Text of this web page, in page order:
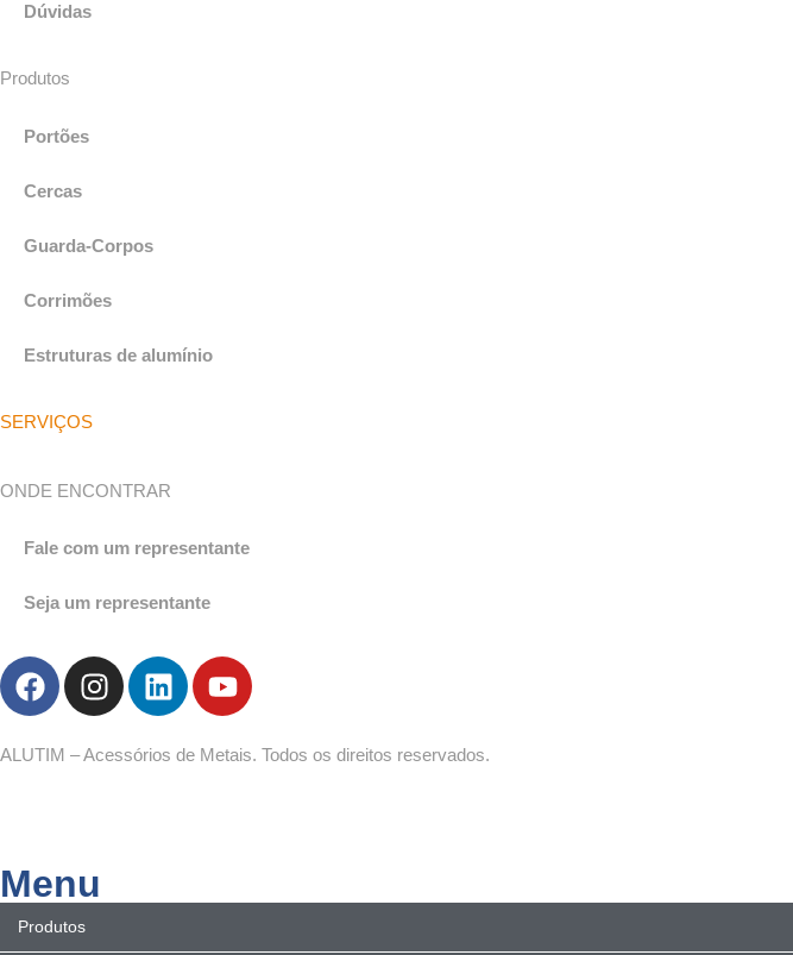
Dúvidas
Produtos
Portões
Cercas
Guarda-Corpos
Corrimões
Estruturas de alumínio
SERVIÇOS
ONDE ENCONTRAR
Fale com um representante
Seja um representante
ALUTIM – Acessórios de Metais. Todos os direitos reservados.
Menu
Produtos